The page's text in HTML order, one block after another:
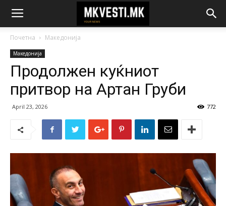
Почетна Македонија
Македонија
Продолжен куќниот
притвор на Артан Груби
April 23, 2026 772